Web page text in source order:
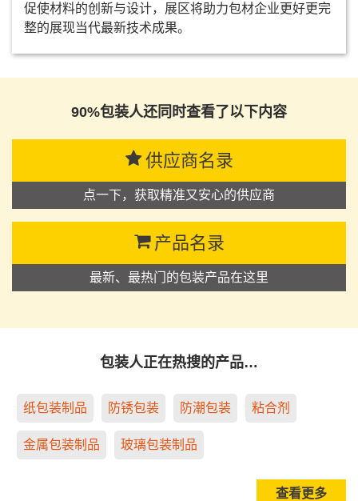
促使材料的创新与设计，展区将助力包材企业更好更完
整的展现当代最新技术成果。
90%包装人还同时查看了以下内容
供应商名录
点一下，获取精准又安心的供应商
产品名录
最新、最热门的包装产品在这里
包装人正在热搜的产品…
纸包装制品 防锈包装 防潮包装 粘合剂
金属包装制品 玻璃包装制品
查看更多